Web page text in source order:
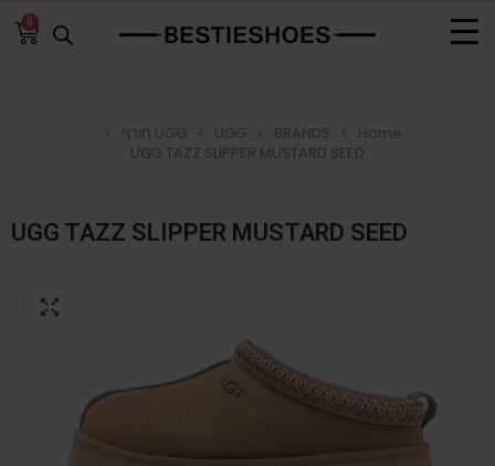
0
Home
BRANDS
UGG
UGG חורף
UGG TAZZ SLIPPER MUSTARD SEED
UGG TAZZ SLIPPER MUSTARD SEED